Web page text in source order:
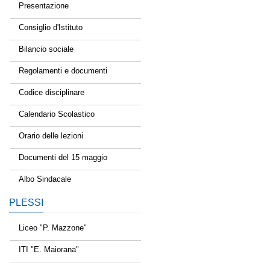
Presentazione
Consiglio d'Istituto
Bilancio sociale
Regolamenti e documenti
Codice disciplinare
Calendario Scolastico
Orario delle lezioni
Documenti del 15 maggio
Albo Sindacale
PLESSI
Liceo "P. Mazzone"
ITI "E. Maiorana"